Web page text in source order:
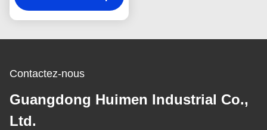
ISUZU
Contactez-nous
Guangdong Huimen Industrial Co.,
Ltd.